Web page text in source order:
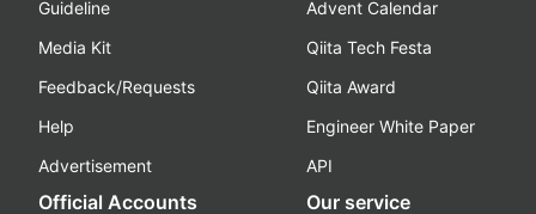
Guideline
Media Kit
Feedback/Requests
Help
Advertisement
Advent Calendar
Qiita Tech Festa
Qiita Award
Engineer White Paper
API
Official Accounts Our service